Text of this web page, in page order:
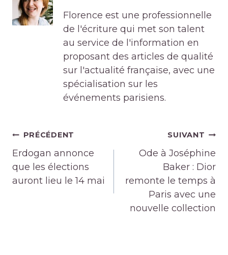
Florence est une professionnelle
de l'écriture qui met son talent
au service de l'information en
proposant des articles de qualité
sur l'actualité française, avec une
spécialisation sur les
événements parisiens.
Navigation
de
l’article
PRÉCÉDENT
Erdogan annonce
que les élections
auront lieu le 14 mai
SUIVANT
Ode à Joséphine
Baker : Dior
remonte le temps à
Paris avec une
nouvelle collection